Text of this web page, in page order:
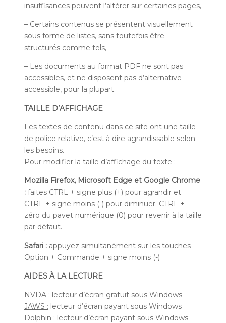
insuffisances peuvent l’altérer sur certaines pages,
– Certains contenus se présentent visuellement
sous forme de listes, sans toutefois être
structurés comme tels,
– Les documents au format PDF ne sont pas
accessibles, et ne disposent pas d’alternative
accessible, pour la plupart.
TAILLE D’AFFICHAGE
Les textes de contenu dans ce site ont une taille
de police relative, c’est à dire agrandissable selon
les besoins.
Pour modifier la taille d’affichage du texte :
Mozilla Firefox, Microsoft Edge et Google Chrome
:faites CTRL + signe plus (+) pour agrandir et
CTRL + signe moins (-) pour diminuer. CTRL +
zéro du pavet numérique (0) pour revenir à la taille
par défaut.
Safari :appuyez simultanément sur les touches
Option + Commande + signe moins (-)
AIDES À LA LECTURE
NVDA : lecteur d’écran gratuit sous Windows
JAWS : lecteur d’écran payant sous Windows
Dolphin : lecteur d’écran payant sous Windows